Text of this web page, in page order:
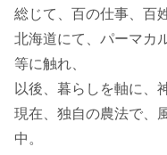
総じて、百の仕事、百
北海道にて、パーマカ
等に触れ、
以後、暮らしを軸に、
現在、独自の農法で、
中。